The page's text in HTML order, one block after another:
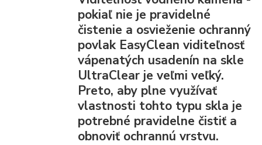
pokiaľ nie je pravidelné
čistenie a osvieženie ochranný
povlak EasyClean viditeľnosť
vápenatých usadenín na skle
UltraClear je veľmi veľký.
Preto, aby plne využívať
vlastnosti tohto typu skla je
potrebné pravidelne čistiť a
obnoviť ochrannú vrstvu.